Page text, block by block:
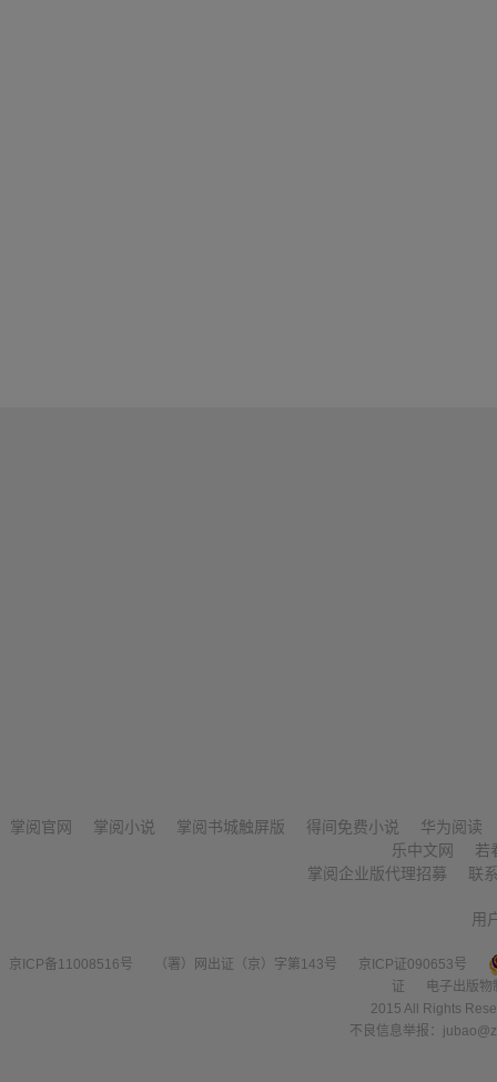
掌阅官网 掌阅小说 掌阅书城触屏版 得间免费小说
华为阅读
乐中文网
若
掌阅企业版代理招募
联
用
京ICP备11008516号 （署）网出证（京）字第143号
京ICP证090653号
证
电子出版
2015 All Rights
不良信息举报：